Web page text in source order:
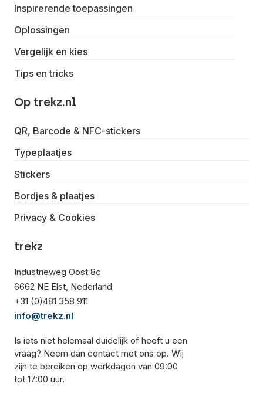
Inspirerende toepassingen
Oplossingen
Vergelijk en kies
Tips en tricks
Op trekz.nl
QR, Barcode & NFC-stickers
Typeplaatjes
Stickers
Bordjes & plaatjes
Privacy & Cookies
trekz
Industrieweg Oost 8c
6662 NE Elst, Nederland
+31 (0)481 358 911
info@trekz.nl
Is iets niet helemaal duidelijk of heeft u een
vraag? Neem dan contact met ons op. Wij
zijn te bereiken op werkdagen van 09:00
tot 17:00 uur.